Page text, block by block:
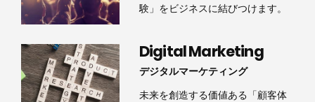
験」をビジネスに結びつけます。
Digital Marketing
デジタルマーケティング
未来を創造する価値ある「顧客体